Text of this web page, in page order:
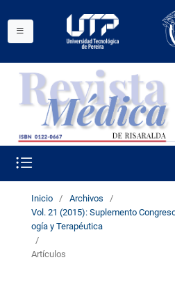
Inicio / Archivos
/
Vol. 21 (2015): Suplemento
ogía y Terapéutica
/
Artículos